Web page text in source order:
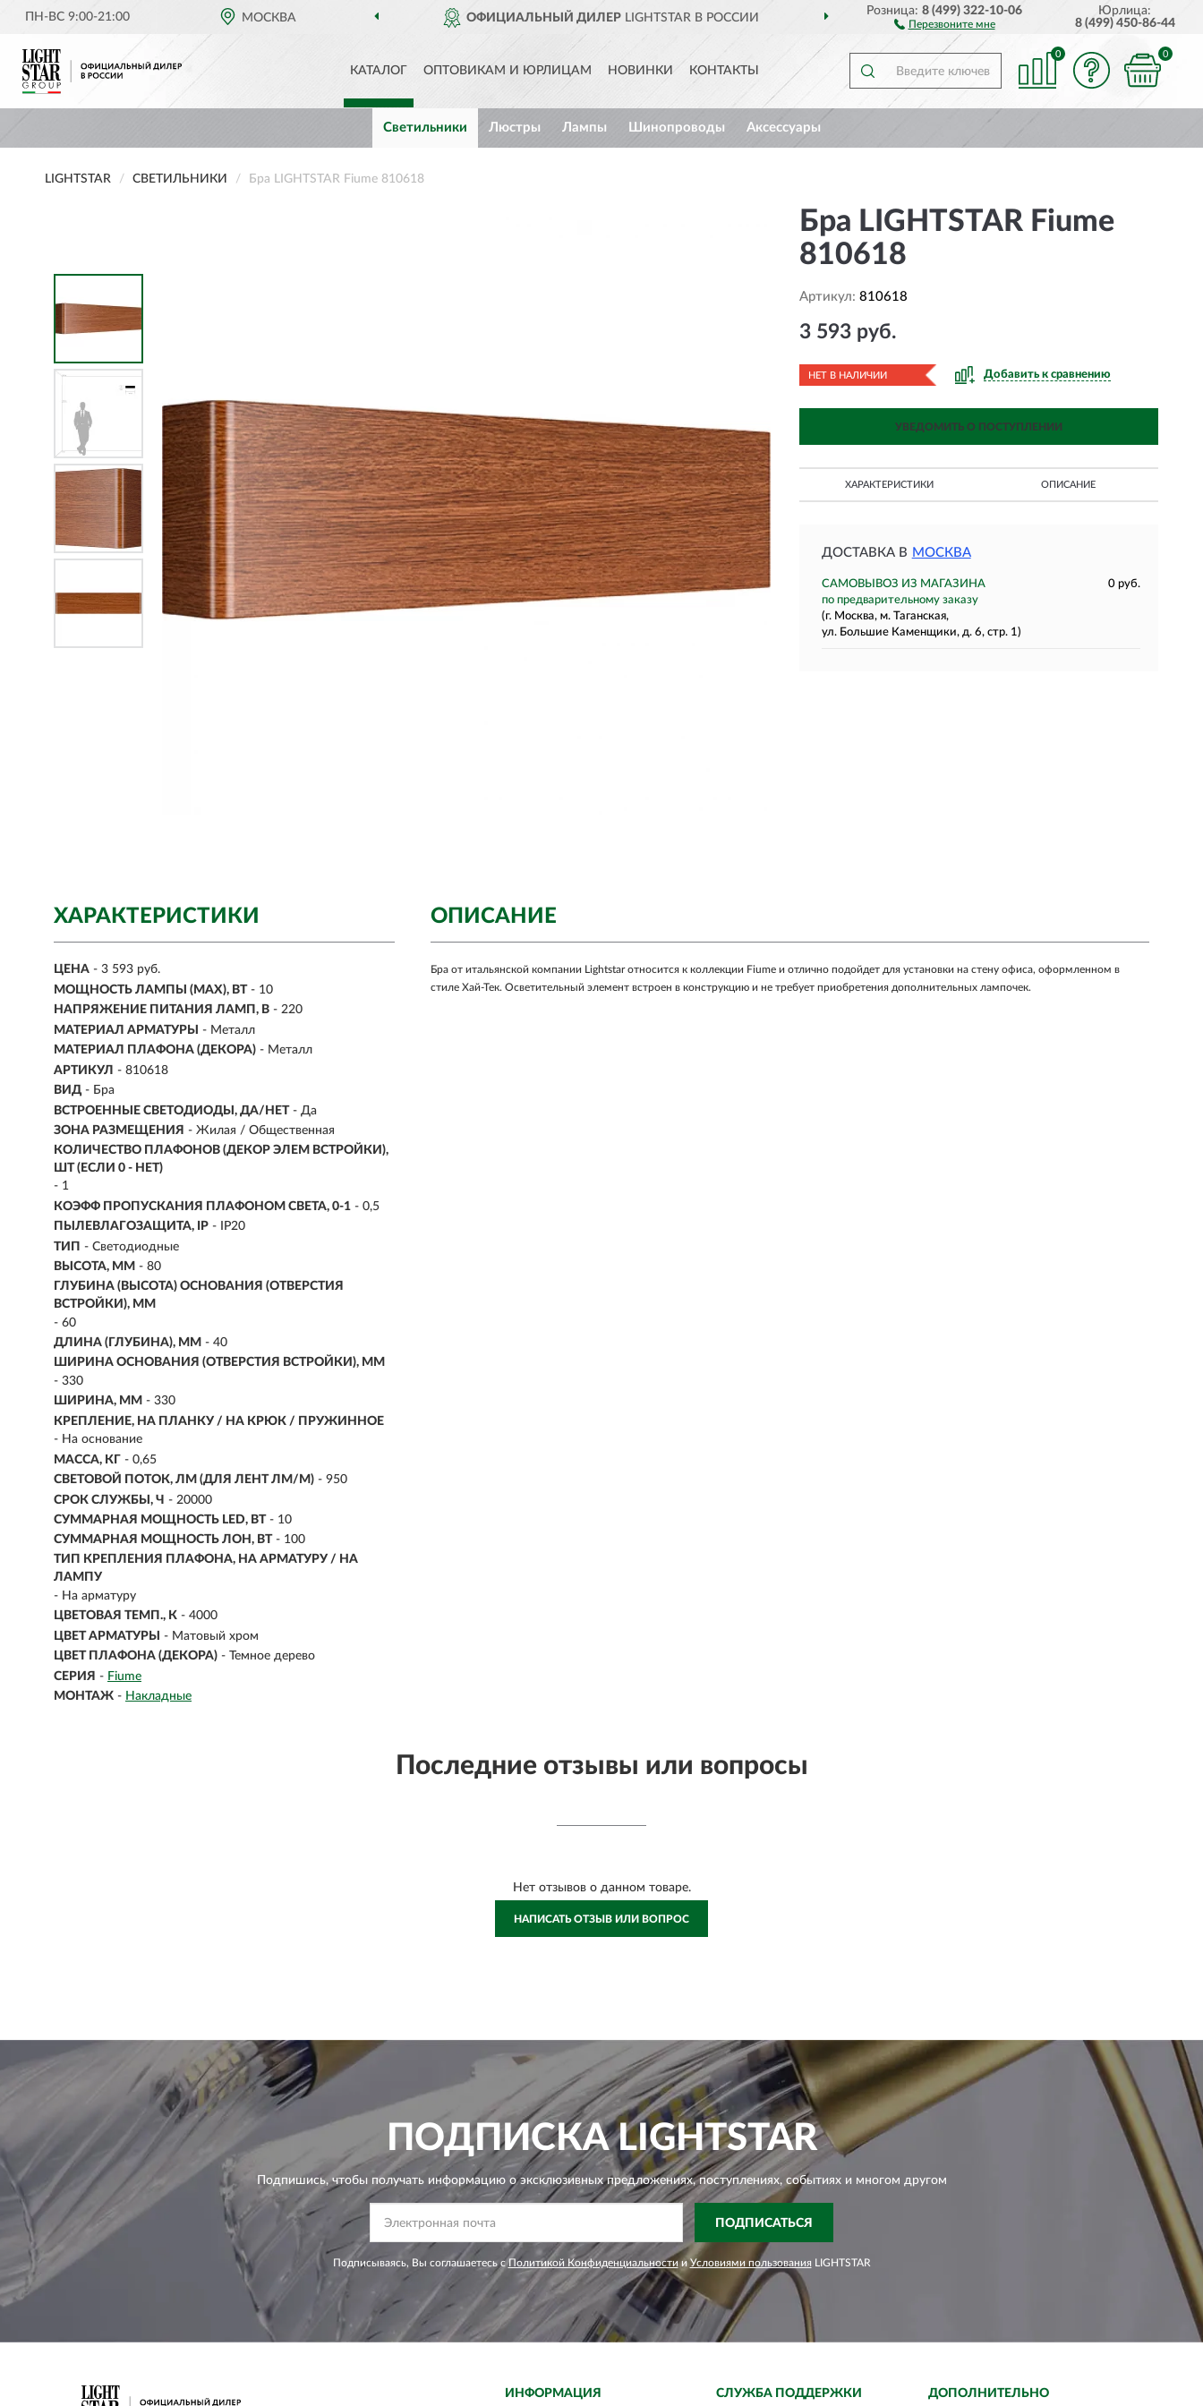
ПН-ВС 9:00-21:00 МОСКВА ОФИЦИАЛЬНЫЙ ДИЛЕР LIGHTSTAR В РОССИИ ДОСТАВИМ ПО ВСЕЙ РОССИИ
Розница:8 (499) 322-10-06
Перезвоните мне
Юрлица:
8 (499) 450-86-44
КАТАЛОГ ОПТОВИКАМ И ЮРЛИЦАМ НОВИНКИ КОНТАКТЫ
0 0
Светильники Люстры Лампы Шинопроводы Аксессуары
LIGHTSTAR СВЕТИЛЬНИКИ Бра LIGHTSTAR Fiume 810618
Бра LIGHTSTAR Fiume
810618
Артикул: 810618
3 593 руб.
НЕТ В НАЛИЧИИ Добавить к сравнению
УВЕДОМИТЬ О ПОСТУПЛЕНИИ
ХАРАКТЕРИСТИКИ ОПИСАНИЕ
ДОСТАВКА В МОСКВА
САМОВЫВОЗ ИЗ МАГАЗИНА
0 руб.
по предварительному заказу
(г. Москва, м. Таганская,
ул. Большие Каменщики, д. 6, стр. 1)
ХАРАКТЕРИСТИКИ
ЦЕНА - 3 593 руб.
МОЩНОСТЬ ЛАМПЫ (MAX), ВТ - 10
НАПРЯЖЕНИЕ ПИТАНИЯ ЛАМП, В - 220
МАТЕРИАЛ АРМАТУРЫ
- Металл
МАТЕРИАЛ ПЛАФОНА (ДЕКОРА) - Металл
АРТИКУЛ - 810618
ВИД - Бра
ВСТРОЕННЫЕ СВЕТОДИОДЫ, ДА/НЕТ - Да
ЗОНА РАЗМЕЩЕНИЯ - Жилая / Общественная
КОЛИЧЕСТВО ПЛАФОНОВ (ДЕКОР ЭЛЕМ ВСТРОЙКИ),
ШТ (ЕСЛИ 0 - НЕТ)
- 1
КОЭФФ ПРОПУСКАНИЯ ПЛАФОНОМ СВЕТА, 0-1 - 0,5
ПЫЛЕВЛАГОЗАЩИТА, IP - IP20
ТИП - Светодиодные
ВЫСОТА, ММ - 80
ГЛУБИНА (ВЫСОТА) ОСНОВАНИЯ (ОТВЕРСТИЯ
ВСТРОЙКИ), ММ
- 60
ДЛИНА (ГЛУБИНА), ММ - 40
ШИРИНА ОСНОВАНИЯ (ОТВЕРСТИЯ ВСТРОЙКИ), ММ
- 330
ШИРИНА, ММ - 330
КРЕПЛЕНИЕ, НА ПЛАНКУ / НА КРЮК / ПРУЖИННОЕ
- На основание
МАССА, КГ - 0,65
СВЕТОВОЙ ПОТОК, ЛМ (ДЛЯ ЛЕНТ ЛМ/М) - 950
СРОК СЛУЖБЫ, Ч - 20000
СУММАРНАЯ МОЩНОСТЬ LED, ВТ - 10
СУММАРНАЯ МОЩНОСТЬ ЛОН, ВТ - 100
ТИП КРЕПЛЕНИЯ ПЛАФОНА, НА АРМАТУРУ / НА
ЛАМПУ
- На арматуру
ЦВЕТОВАЯ ТЕМП., К - 4000
ЦВЕТ АРМАТУРЫ
- Матовый хром
ЦВЕТ ПЛАФОНА (ДЕКОРА) - Темное дерево
СЕРИЯ - Fiume
МОНТАЖ - Накладные
ОПИСАНИЕ
Бра от итальянской компании Lightstar относится к коллекции Fiume и отлично подойдет для установки на стену офиса, оформленном в
стиле Хай-Тек. Осветительный элемент встроен в конструкцию и не требует приобретения дополнительных лампочек.
Последние отзывы или вопросы
Нет отзывов о данном товаре.
НАПИСАТЬ ОТЗЫВ ИЛИ ВОПРОС
ПОДПИСКАLIGHTSTAR
Подпишись, чтобы получать информацию о эксклюзивных предложениях,поступлениях, событиях и многом другом
ПОДПИСАТЬСЯ
Подписываясь, Вы соглашаетесь сПолитикой Конфиденциальности иУсловиями пользования LIGHTSTAR
ИНФОРМАЦИЯ СЛУЖБА ПОДДЕРЖКИ ДОПОЛНИТЕЛЬНО